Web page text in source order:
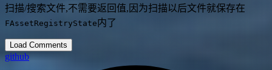
扫描/搜索文件,不需要返回值,因为扫描以后文件就保存在
FAssetRegistryState内了
Load Comments
github